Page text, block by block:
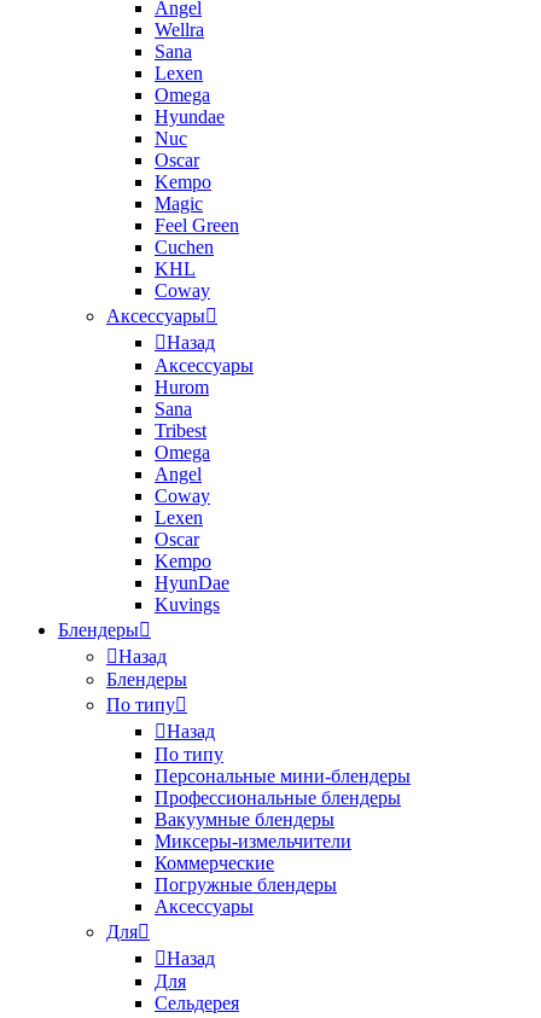
Angel
Wellra
Sana
Lexen
Omega
Hyundae
Nuc
Oscar
Kempo
Magic
Feel Green
Cuchen
KHL
Coway
Аксессуары
Назад
Аксессуары
Hurom
Sana
Tribest
Omega
Angel
Coway
Lexen
Oscar
Kempo
HyunDae
Kuvings
Блендеры
Назад
Блендеры
По типу
Назад
По типу
Персональные мини-блендеры
Профессиональные блендеры
Вакуумные блендеры
Миксеры-измельчители
Коммерческие
Погружные блендеры
Аксессуары
Для
Назад
Для
Сельдерея